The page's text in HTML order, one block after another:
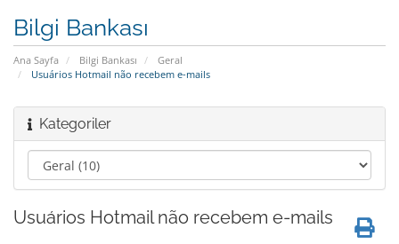
Bilgi Bankası
Ana Sayfa Bilgi Bankası
Geral
Usuários Hotmail não recebem e-mails
Kategoriler
Usuários Hotmail não recebem e-mails